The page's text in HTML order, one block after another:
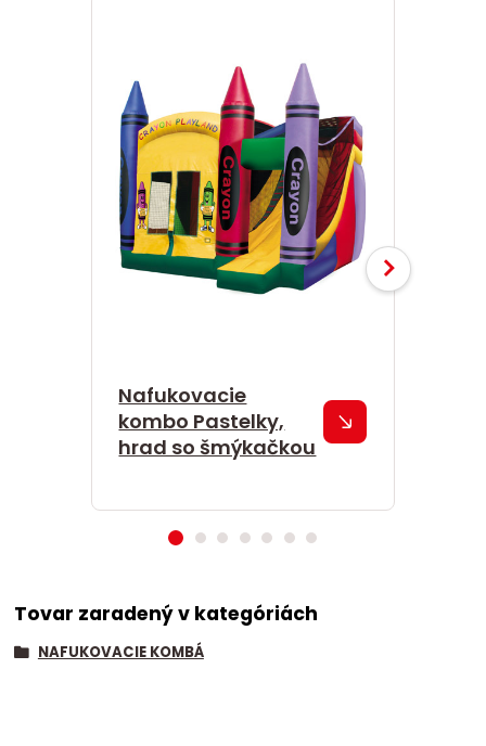
Nafukovacie
kombo Pastelky,
hrad so šmýkačkou
Tovar zaradený v kategóriách
NAFUKOVACIE KOMBÁ